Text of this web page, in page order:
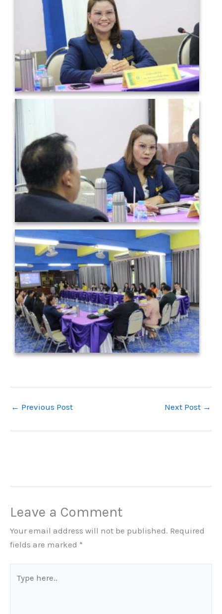
← Previous Post Next Post →
Leave a Comment
Your email address will not be published. Required
fields are marked *
here..